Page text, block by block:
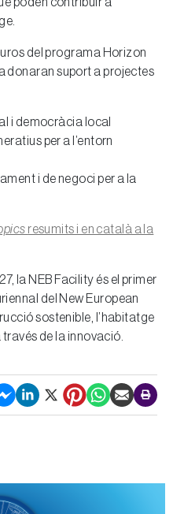
del programa Horizon
donaran suport a projectes
i democràcia local
per a l’entorn
i de negoci per a la
resumits i en català a la
la NEB Facility és el primer
del New European
sostenible, l’habitatge
de la innovació.